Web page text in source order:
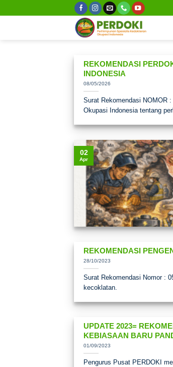
to
REKOMENDASI
INDONESIA
08/05/2026
Surat Rekomendasi NOMOR
Okupasi Indonesia tentang
02
Apr
REKOMENDASI
28/10/2023
Surat Rekomendasi Nomor :
kecoklatan.
UPDATE 2023=
KEBIASAAN BARU
01/09/2023
Pengurus Pusat PERDOKI